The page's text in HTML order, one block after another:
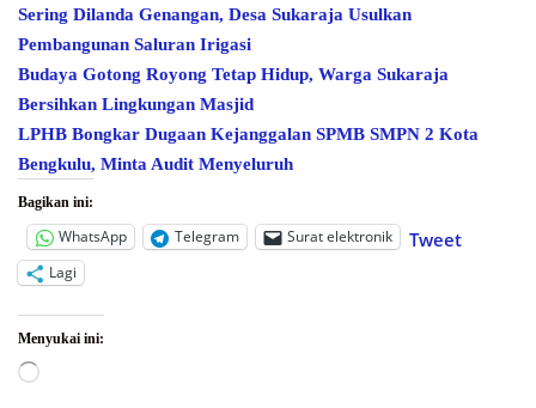
Sering Dilanda Genangan, Desa Sukaraja Usulkan
Pembangunan Saluran Irigasi
Budaya Gotong Royong Tetap Hidup, Warga Sukaraja
Bersihkan Lingkungan Masjid
LPHB Bongkar Dugaan Kejanggalan SPMB SMPN 2 Kota
Bengkulu, Minta Audit Menyeluruh
Bagikan ini:
WhatsApp Telegram Surat elektronik Tweet
Lagi
Menyukai ini:
Memuat...